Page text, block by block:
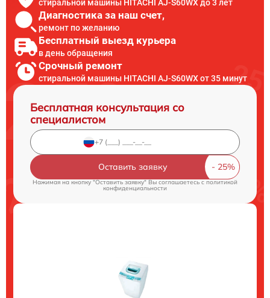
стиральной машины HITACHI AJ-S60WX до 3 лет
Диагностика за наш счет,
ремонт по желанию
Бесплатный выезд курьера
в день обращения
Срочный ремонт
стиральной машины HITACHI AJ-S60WX от 35 минут
Бесплатная консультация со
специалистом
Оставить заявку
Нажимая на кнопку "Оставить заявку" Вы соглашаетесь cполитикой
конфиденциальности